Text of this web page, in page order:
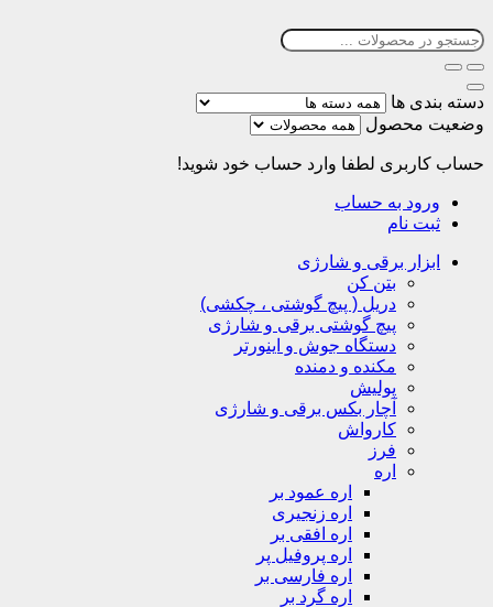
دسته بندی ها
وضعیت محصول
حساب کاربری لطفا وارد حساب خود شوید!
ورود به حساب
ثبت نام
ابزار برقی و شارژی
بتن کن
دریل ( پیچ گوشتی ، چکشی)
پیچ گوشتی برقی و شارژی
دستگاه جوش و اینورتر
مکنده و دمنده
پولیش
آچار بکس برقی و شارژی
کارواش
فرز
اره
اره عمود بر
اره زنجیری
اره افقی بر
اره پروفیل پر
اره فارسی بر
اره گرد بر